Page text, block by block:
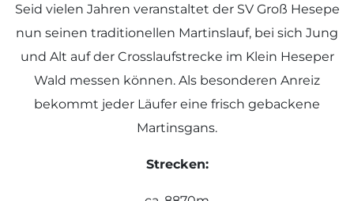
Seid vielen Jahren veranstaltet der SV Groß Hesepe
nun seinen traditionellen Martinslauf, bei sich Jung
und Alt auf der Crosslaufstrecke im Klein Heseper
Wald messen können. Als besonderen Anreiz
bekommt jeder Läufer eine frisch gebackene
Martinsgans.
Strecken: